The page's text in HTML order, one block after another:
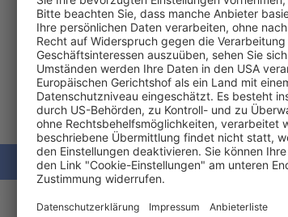
600 €
Küchen- und
Abgelaufen
statt 1.099 €
Jetzt